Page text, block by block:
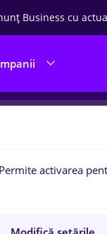
Business cu
de munca
Permite activarea